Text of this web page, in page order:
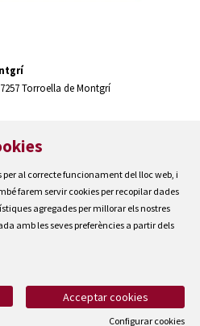
Torroella de Montgrí
al correcte funcionament del lloc web, i
farem servir cookies per recopilar dades
agregades per millorar els nostres
amb les seves preferències a partir dels
Acceptar cookies
Configurar cookies